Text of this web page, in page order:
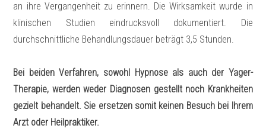
an ihre Vergangenheit zu erinnern. Die Wirksamkeit wurde in
klinischen Studien eindrucksvoll dokumentiert. Die
durchschnittliche Behandlungsdauer beträgt 3,5 Stunden.
Bei beiden Verfahren, sowohl Hypnose als auch der Yager-
Therapie, werden weder Diagnosen gestellt noch Krankheiten
gezielt behandelt. Sie ersetzen somit keinen Besuch bei Ihrem
Arzt oder Heilpraktiker.